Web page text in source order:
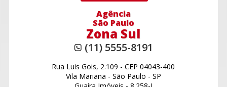
Agência
São Paulo
Zona Sul
(11) 5555-8191
Rua Luis Gois, 2.109 -CEP 04043-400
Vila Mariana - São Paulo - SP